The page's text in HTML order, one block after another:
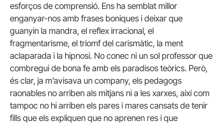
esforços de comprensió. Ens ha semblat millor
enganyar-nos amb frases boniques i deixar que
guanyin la mandra, el reflex irracional, el
fragmentarisme, el triomf del carismàtic, la ment
aclaparada i la hipnosi. No conec ni un sol professor que
combregui de bona fe amb els paradisos teòrics. Però,
és clar, ja m’avisava un company, els pedagogs
raonables no arriben als mitjans ni a les xarxes, així com
tampoc no hi arriben els pares i mares cansats de tenir
fills que els expliquen que no aprenen res i que